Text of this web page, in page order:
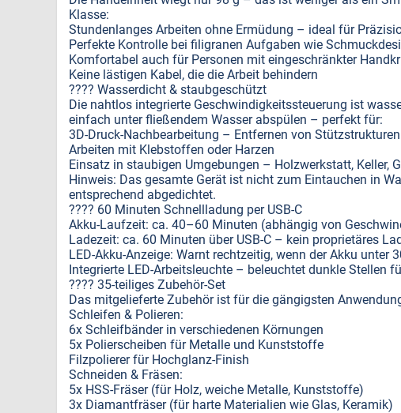
Klasse:
Stundenlanges Arbeiten ohne Ermüdung – ideal für
Perfekte Kontrolle bei filigranen Aufgaben wie
Komfortabel auch für Personen mit eingeschränkter
Keine lästigen Kabel, die die Arbeit behindern
???? Wasserdicht & staubgeschützt
Die nahtlos integrierte Geschwindigkeitssteuerung ist
einfach unter fließendem Wasser abspülen – perfekt für:
3D-Druck-Nachbearbeitung – Entfernen von
Arbeiten mit Klebstoffen oder Harzen
Einsatz in staubigen Umgebungen – Holzwerkstatt, Keller,
Hinweis: Das gesamte Gerät ist nicht zum Eintauchen in
entsprechend abgedichtet.
???? 60 Minuten Schnellladung per USB-C
Akku-Laufzeit: ca. 40–60 Minuten (abhängig von
Ladezeit: ca. 60 Minuten über USB-C – kein proprietäres
LED-Akku-Anzeige: Warnt rechtzeitig, wenn der Akku unter
Integrierte LED-Arbeitsleuchte – beleuchtet dunkle Stellen
???? 35-teiliges Zubehör-Set
Das mitgelieferte Zubehör ist für die gängigsten
Schleifen & Polieren:
6x Schleifbänder in verschiedenen Körnungen
5x Polierscheiben für Metalle und Kunststoffe
Filzpolierer für Hochglanz-Finish
Schneiden & Fräsen:
5x HSS-Fräser (für Holz, weiche Metalle, Kunststoffe)
3x Diamantfräser (für harte Materialien wie Glas, Keramik)